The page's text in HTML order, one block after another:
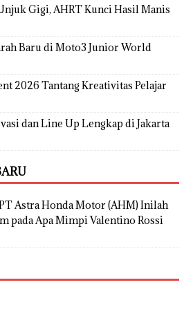
Gigi, AHRT Kunci Hasil Manis
Baru di Moto3 Junior World
2026 Tantang Kreativitas Pelajar
dan Line Up Lengkap di Jakarta
Astra Honda Motor (AHM) Inilah
padaApa Mimpi Valentino Rossi